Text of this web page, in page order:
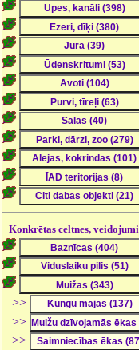
Konkrētas celtnes, veidojumi
>>
>>
>>